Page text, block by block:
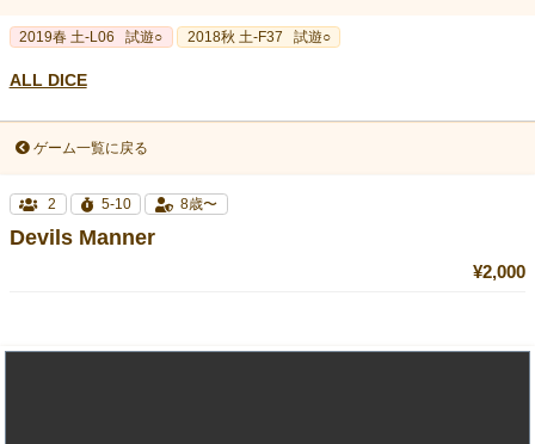
2019春 土-L06 試遊○ 2018秋 土-F37 試遊○
ALL DICE
ゲーム一覧に戻る
2 5-10 8歳〜
Devils Manner
¥2,000